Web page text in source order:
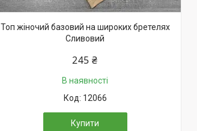
Топ жіночий базовий на широких бретелях
Сливовий
245 ₴
В наявності
12066
Купити